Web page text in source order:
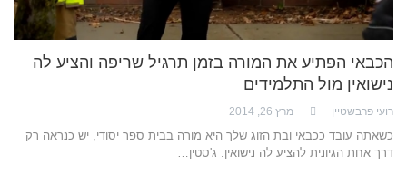
הכבאי הפתיע את המורה בזמן תרגיל שריפה והציע לה
נישואין מול התלמידים
רועי פרבשטיין מרץ 26, 2014
כשאתה עובד ככבאי ובת הזוג שלך היא מורה בבית ספר יסודי, יש כנראה רק
דרך אחת הגיונית להציע לה נישואין. ג'סטין…